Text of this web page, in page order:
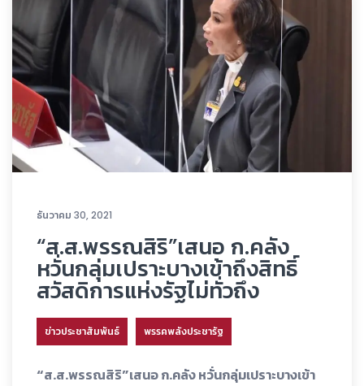
ธันวาคม 30, 2021
“ส.ส.พรรณสิริ”เสนอ ก.คลัง
หวั่นกลุ่มเปราะบางเข้าถึงสิทธิ์
สวัสดิการแห่งรัฐไม่ทั่วถึง
ข่าวประชาสัมพันธ์ พรรคพลังประชารัฐ
“ส.ส.พรรณสิริ”เสนอ ก.คลัง หวั่นกลุ่มเปราะบางเข้า